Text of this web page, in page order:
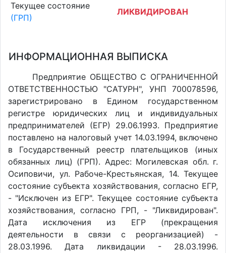
Текущее состояние
(ГРП)
ЛИКВИДИРОВАН
ИНФОРМАЦИОННАЯ ВЫПИСКА
Предприятие ОБЩЕСТВО С ОГРАНИЧЕННОЙ
ОТВЕТСТВЕННОСТЬЮ "САТУРН", УНП 700078596,
зарегистрировано в Едином государственном
регистре юридических лиц и индивидуальных
предпринимателей (ЕГР) 29.06.1993. Предприятие
поставлено на налоговый учет 14.03.1994, включено
в Государственный реестр плательщиков (иных
обязанных лиц) (ГРП). Адрес: Могилевская обл. г.
Осиповичи, ул. Рабоче-Крестьянская, 14. Текущее
состояние субъекта хозяйствования, согласно ЕГР,
- "Исключен из ЕГР". Текущее состояние субъекта
хозяйствования, согласно ГРП, - "Ликвидирован".
Дата исключения из ЕГР (прекращения
деятельности в связи с реорганизацией) -
28.03.1996. Дата ликвидации - 28.03.1996.